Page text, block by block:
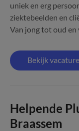
uniek en erg
ziektebeelden en
Van jong tot oud en
Bekijk vacature
Helpende
Braassem